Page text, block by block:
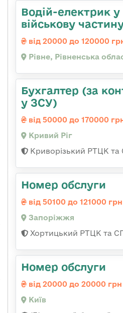
Водій-електрик у
військову
від 20000 до 120000
Рівне, Рівненська
Бухгалтер (за
у ЗСУ)
від 50000 до 170000
Кривий Ріг
Криворізький РТЦК та
Номер обслуги
від 50100 до 121000 грн
Запоріжжя
Хортицький РТЦК та
Номер обслуги
від 20000 до 20000 грн
Київ